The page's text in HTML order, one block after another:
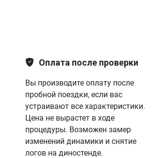
Оплата после проверки
Вы производите оплату после
пробной поездки, если вас
устраивают все характеристики.
Цена не вырастет в ходе
процедуры. Возможен замер
изменений динамики и снятие
логов на диностенде.